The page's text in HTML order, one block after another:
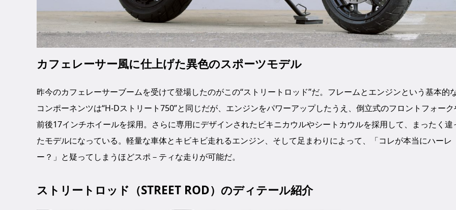
カフェレーサー風に仕上げた異色のスポーツモデル
昨今のカフェレーサーブームを受けて登場したのがこの“ストリートロッド”だ。フレームとエンジンという基本的
コンポーネンツは“H-Dストリート750”と同じだが、エンジンをパワーアップしたうえ、倒立式のフロントフォーク
前後17インチホイールを採用。さらに専用にデザインされたビキニカウルやシートカウルを採用して、まったく違
たモデルになっている。軽量な車体とキビキビ走れるエンジン、そして足まわりによって、「コレが本当にハーレ
ー？」と疑ってしまうほどスポ－ティな走りが可能だ。
ストリートロッド（STREET ROD）のディテール紹介